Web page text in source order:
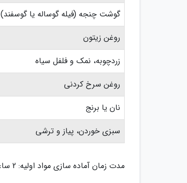
گوشت چنجه (فیله گوساله یا گوسفند)
روغن زیتون
زردچوبه، نمک و فلفل سیاه
روغن سرخ کردنی
نان یا برنج
سبزی خوردن، پیاز و ترشی
مدت زمان آماده سازی مواد اولیه: 2 ساعت